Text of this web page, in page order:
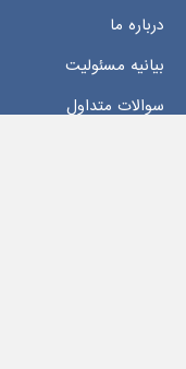
درباره ما
بیانیه مسئولیت
سوالات متداول